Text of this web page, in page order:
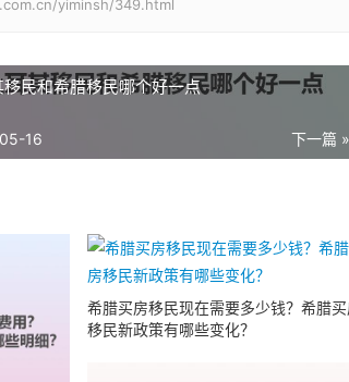
yiminsh/349.html
移民和希腊移民哪个好一点
下一篇 »
16